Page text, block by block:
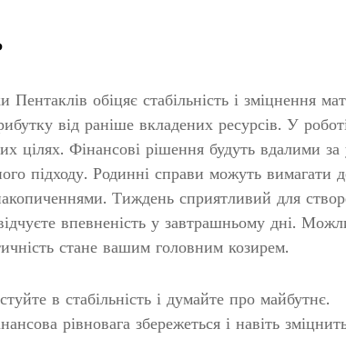
Пентаклів обіцяє стабільність і зміцнення
від раніше вкладених ресурсів. У
цілях. Фінансові рішення будуть вдалими
підходу. Родинні справи можуть вимагати
Тиждень сприятливий для
впевненість у завтрашньому дні.
стане вашим головним козирем.
в стабільність і думайте про майбутнє.
рівновага збережеться і навіть